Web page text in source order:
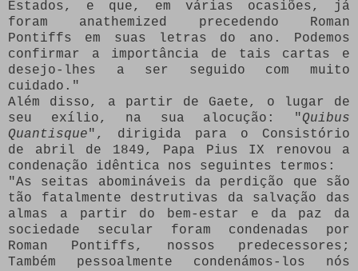
Estados, e que, em várias ocasiões, já
foram anathemized precedendo Roman
Pontiffs em suas letras do ano. Podemos
confirmar a importância de tais cartas e
desejo-lhes a ser seguido com muito
cuidado."
Além disso, a partir de Gaete, o lugar de
seu exílio, na sua alocução: "Quibus
Quantisque", dirigida para o Consistório
de abril de 1849, Papa Pius IX renovou a
condenação idêntica nos seguintes termos:
"As seitas abomináveis da perdição que são
tão fatalmente destrutivas da salvação das
almas a partir do bem-estar e da paz da
sociedade secular foram condenadas por
Roman Pontiffs, nossos predecessores;
Também pessoalmente condenámos-los nós